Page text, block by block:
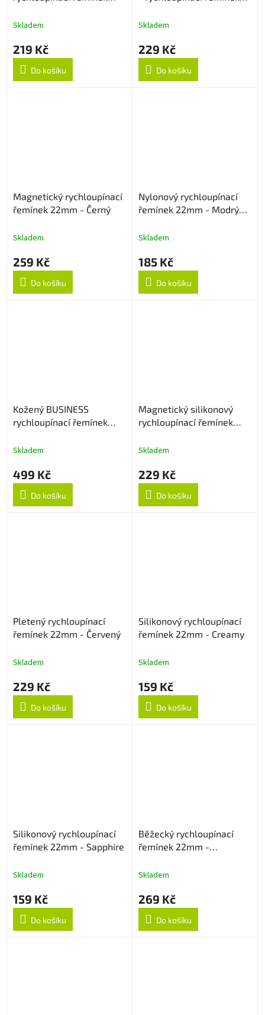
Skladem
219 Kč
Do košíku
Skladem
229 Kč
Do košíku
Magnetický rychloupínací
řemínek 22mm - Černý
Skladem
259 Kč
Do košíku
Nylonový rychloupínací
řemínek 22mm - Modrý
Skladem
185 Kč
Do košíku
Kožený BUSINESS
rychloupínací řemínek
Skladem
499 Kč
Do košíku
Magnetický silikonový
rychloupínací řemínek
Skladem
229 Kč
Do košíku
Pletený rychloupínací
řemínek 22mm - Červený
Skladem
229 Kč
Do košíku
Silikonový rychloupínací
řemínek 22mm - Creamy
Skladem
159 Kč
Do košíku
Silikonový rychloupínací
řemínek 22mm - Sapphire
Skladem
159 Kč
Do košíku
Běžecký rychloupínací
řemínek 22mm -
Skladem
269 Kč
Do košíku